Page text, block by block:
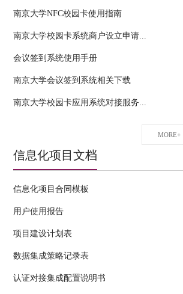
南京大学NFC校园卡使用指南
南京大学校园卡系统商户设立申请...
会议签到系统使用手册
南京大学会议签到系统相关下载
南京大学校园卡应用系统对接服务...
MORE+
信息化项目文档
信息化项目合同模板
用户使用报告
项目建设计划表
数据集成策略记录表
认证对接集成配置说明书